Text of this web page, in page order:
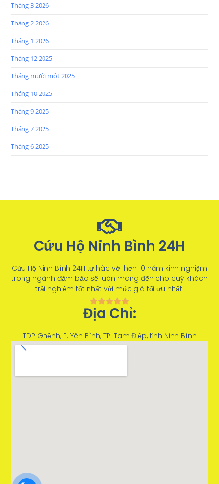
Tháng 3 2026
Tháng 2 2026
Tháng 1 2026
Tháng 12 2025
Tháng mười một 2025
Tháng 10 2025
Tháng 9 2025
Tháng 7 2025
Tháng 6 2025
Cứu Hộ Ninh Bình 24H
Cứu Hộ Ninh Bình 24H tự hào với hơn 10 năm kinh nghiệm
trong ngành đảm bảo sẽ luôn mang đến cho quý khách
trải nghiệm tốt nhất với mức giá tối ưu nhất.
Địa Chỉ:
TDP Ghềnh, P. Yên Bình, TP. Tam Điệp, tỉnh Ninh Bình